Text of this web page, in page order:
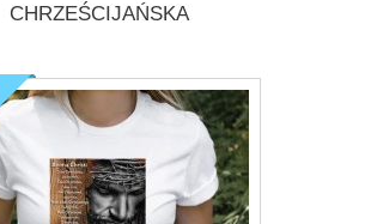
CHRZEŚCIJAŃSKA